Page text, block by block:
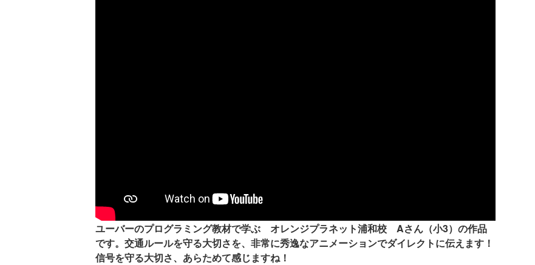
ユーバーのプログラミング教材で学ぶ オレンジプラネット浦和校 Aさん（小3）の作品
です。交通ルールを守る大切さを、非常に秀逸なアニメーションでダイレクトに伝えます！
信号を守る大切さ、あらためて感じますね！